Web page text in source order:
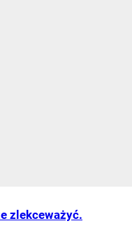
zlekceważyć.